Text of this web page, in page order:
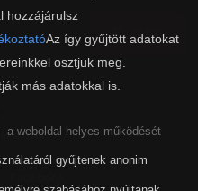
hozzájárulsz
Az így gyűjtött adatokat
osztjuk meg.
más adatokkal is.
weboldal helyes működését
gyűjtenek anonim
Tovább